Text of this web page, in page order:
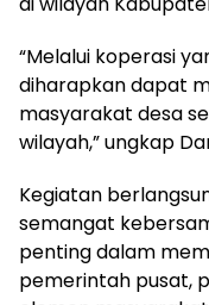
“Melalui koperasi
diharapkan dapat
masyarakat desa
wilayah,” ungkap
Kegiatan
semangat
penting dalam
pemerintah pusat,